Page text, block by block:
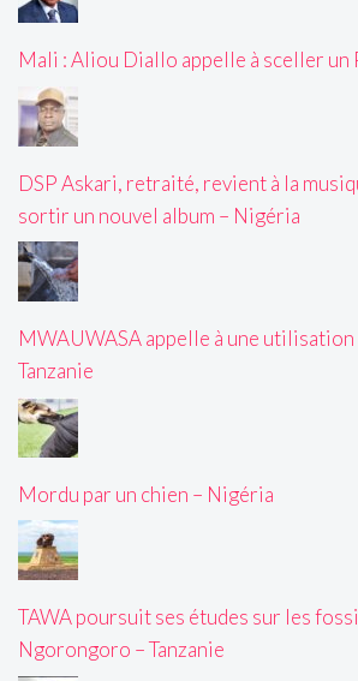
Mali : Aliou Diallo appelle à sceller un
DSP Askari, retraité, revient à la
sortir un nouvel album – Nigéria
MWAUWASA appelle à une utilisation
Tanzanie
Mordu par un chien – Nigéria
TAWA poursuit ses études sur les
Ngorongoro – Tanzanie